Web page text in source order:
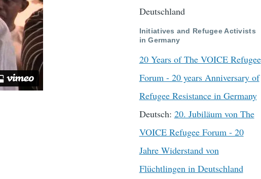
Deutschland
Initiatives and Refugee Activists
in Germany
20 Years of The VOICE Refugee
Forum - 20 years Anniversary of
Refugee Resistance in Germany
Deutsch: 20. Jubiläum von The
VOICE Refugee Forum - 20
Jahre Widerstand von
Flüchtlingen in Deutschland